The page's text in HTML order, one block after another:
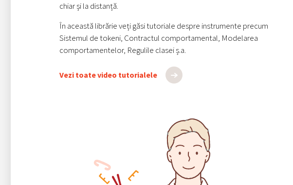
chiar și la distanță.
În această librărie veți găsi tutoriale despre instrumente precum
Sistemul de tokeni, Contractul comportamental, Modelarea
comportamentelor, Regulile clasei ș.a.
Vezi toate video tutorialele